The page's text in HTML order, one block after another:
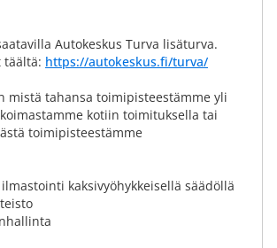
Autokeskus Turva lisäturva.
täältä: https://autokeskus.fi/turva/
mistä tahansa toimipisteestämme yli
kotiin toimituksella tai
toimipisteestämme
kaksivyöhykkeisellä säädöllä